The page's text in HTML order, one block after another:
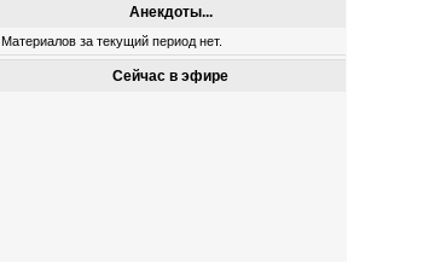
Анекдоты...
Материалов за текущий период нет.
Сейчас в эфире